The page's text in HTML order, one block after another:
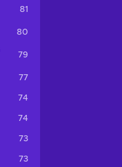
81
80
79
77
74
74
73
73